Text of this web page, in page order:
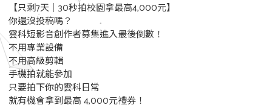
【只剩7天｜30秒拍校園拿最高4,000元】
你還沒投稿嗎？
雲科短影音創作者募集進入最後倒數！
不用專業設備
不用高級剪輯
手機拍就能參加
只要拍下你的雲科日常
就有機會拿到最高 4,000元禮券！